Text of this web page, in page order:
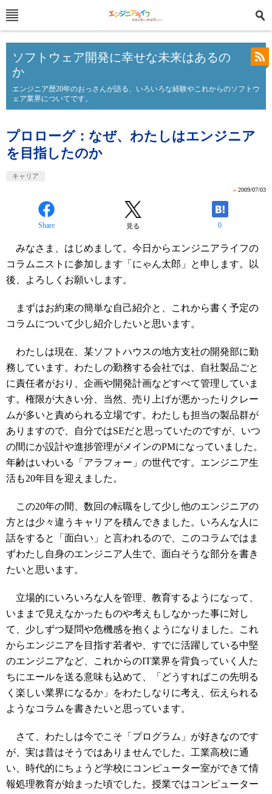
ソフトウェア開発に幸せな未来はあるの
か
エンジニア歴20年のおっさんが語る、いろいろな経験やこれからのソフトウ
ェア業界についてです。
プロローグ：なぜ、わたしはエンジニア
を目指したのか
キャリア
» 2009/07/03
Share 見る 0
みなさま、はじめまして。今日からエンジニアライフの
コラムニストに参加します「にゃん太郎」と申します。以
後、よろしくお願いします。
まずはお約束の簡単な自己紹介と、これから書く予定の
コラムについて少し紹介したいと思います。
わたしは現在、某ソフトハウスの地方支社の開発部に勤
務しています。わたしの勤務する会社では、自社製品ごと
に責任者がおり、企画や開発計画などすべて管理していま
す。権限が大きい分、当然、売り上げが悪かったりクレー
ムが多いと責められる立場です。わたしも担当の製品群が
ありますので、自分ではSEだと思っていたのですが、いつ
の間にか設計や進捗管理がメインのPMになっていました。
年齢はいわいる「アラフォー」の世代です。エンジニア生
活も20年目を迎えました。
この20年の間、数回の転職をして少し他のエンジニアの
方とは少々違うキャリアを積んできました。いろんな人に
話をすると「面白い」と言われるので、このコラムではま
ずわたし自身のエンジニア人生で、面白そうな部分を書き
たいと思います。
立場的にいろいろな人を管理、教育するようになって、
いままで見えなかったものや考えもしなかった事に対し
て、少しずつ疑問や危機感を抱くようになりました。これ
からエンジニアを目指す若者や、すでに活躍している中堅
のエンジニアなど、これからのIT業界を背負っていく人た
ちにエールを送る意味も込めて、「どうすればこの先明る
く楽しい業界になるか」をわたしなりに考え、伝えられる
ようなコラムを書きたいと思っています。
さて、わたしは今でこそ「プログラム」が好きなのです
が、実は昔はそうではありませんでした。工業高校に通
い、時代的にちょうど学校にコンピューター室ができて情
報処理教育が始まった頃でした。授業ではコンピューター